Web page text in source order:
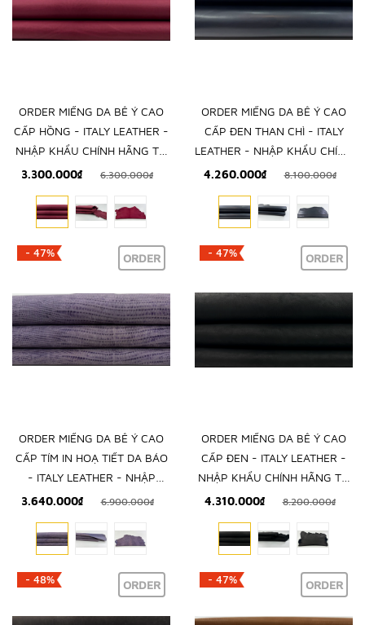
ORDER MIẾNG DA BÊ Ý CAO
CẤP HỒNG - ITALY LEATHER -
NHẬP KHẨU CHÍNH HÃNG TỪ
3.300.000₫ 6.300.000₫
ORDER MIẾNG DA BÊ Ý CAO
CẤP ĐEN THAN CHÌ - ITALY
LEATHER - NHẬP KHẨU CHÍNH
HÃNG TỪ Ý
4.260.000₫ 8.100.000₫
- 47% ORDER
ORDER MIẾNG DA BÊ Ý CAO
CẤP TÍM IN HOẠ TIẾT DA BÁO
- ITALY LEATHER - NHẬP
KHẨU CHÍNH HÃNG TỪ Ý
3.640.000₫ 6.900.000₫
- 47% ORDER
ORDER MIẾNG DA BÊ Ý CAO
CẤP ĐEN - ITALY LEATHER -
NHẬP KHẨU CHÍNH HÃNG TỪ
4.310.000₫ 8.200.000₫
- 48% ORDER - 47% ORDER